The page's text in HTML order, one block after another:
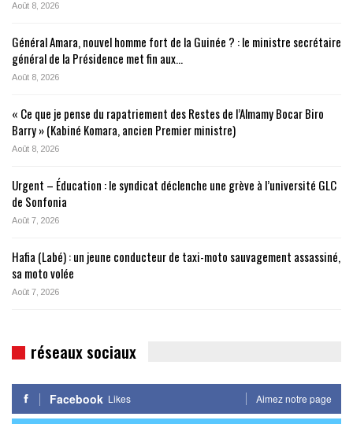
Août 8, 2026
Général Amara, nouvel homme fort de la Guinée ? : le ministre secrétaire
général de la Présidence met fin aux…
Août 8, 2026
« Ce que je pense du rapatriement des Restes de l’Almamy Bocar Biro
Barry » (Kabiné Komara, ancien Premier ministre)
Août 8, 2026
Urgent – Éducation : le syndicat déclenche une grève à l’université GLC
de Sonfonia
Août 7, 2026
Hafia (Labé) : un jeune conducteur de taxi-moto sauvagement assassiné,
sa moto volée
Août 7, 2026
réseaux sociaux
Facebook Likes Aimez notre page